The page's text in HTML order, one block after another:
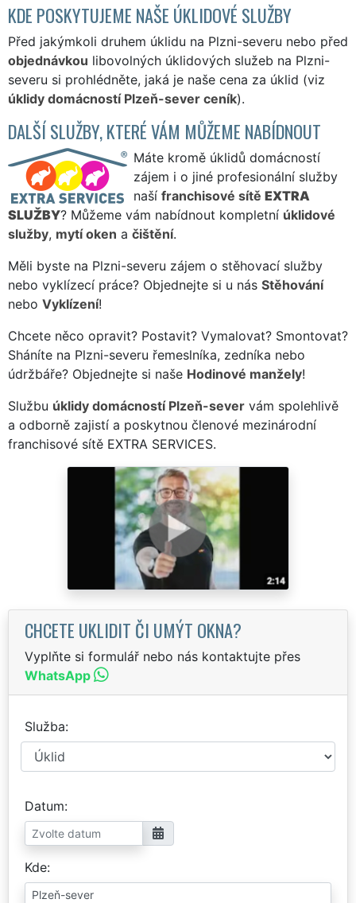
KDE POSKYTUJEME NAŠE ÚKLIDOVÉ SLUŽBY
Před jakýmkoli druhem úklidu na Plzni-severu nebo před
objednávkou libovolných úklidových služeb na Plzni-
severu si prohlédněte, jaká je naše cena za úklid (viz
úklidy domácností Plzeň-sever ceník).
DALŠÍ SLUŽBY, KTERÉ VÁM MŮŽEME NABÍDNOUT
Máte kromě úklidů domácností
zájem i o jiné profesionální služby
naší franchisové sítě EXTRA
SLUŽBY? Můžeme vám nabídnout kompletní úklidové
služby, mytí oken a čištění.
Měli byste na Plzni-severu zájem o stěhovací služby
nebo vyklízecí práce? Objednejte si u nás Stěhování
nebo Vyklízení!
Chcete něco opravit? Postavit? Vymalovat? Smontovat?
Sháníte na Plzni-severu řemeslníka, zedníka nebo
údržbáře? Objednejte si naše Hodinové manžely!
Službu úklidy domácností Plzeň-sever vám spolehlivě
a odborně zajistí a poskytnou členové mezinárodní
franchisové sítě EXTRA SERVICES.
CHCETE UKLIDIT ČI UMÝT OKNA?
Vyplňte si formulář nebo nás kontaktujte přes
WhatsApp
Služba
Datum
Kde